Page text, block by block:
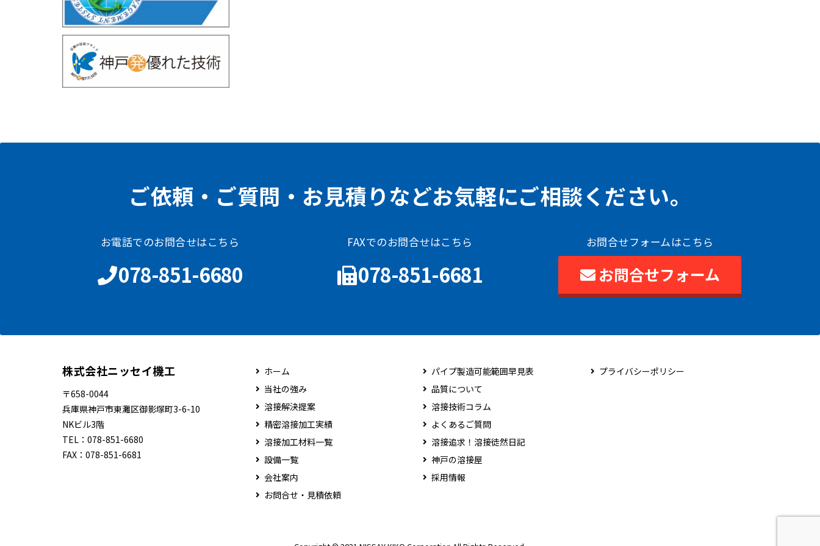
ご依頼・ご質問・お見積りなどお気軽にご相談ください。
お電話でのお問合せはこちら
078-851-6680
FAXでのお問合せはこちら
078-851-6681
お問合せフォームはこちら
お問合せフォーム
株式会社ニッセイ機工
〒658-0044
兵庫県神戸市東灘区御影塚町3-6-10
NKビル3階
TEL： 078-851-6680
FAX： 078-851-6681
ホーム
当社の強み
溶接解決提案
精密溶接加工実績
溶接加工材料一覧
設備一覧
会社案内
お問合せ・見積依頼
パイプ製造可能範囲早見表
品質について
溶接技術コラム
よくあるご質問
溶接追求！溶接徒然日記
神戸の溶接屋
採用情報
プライバシーポリシー